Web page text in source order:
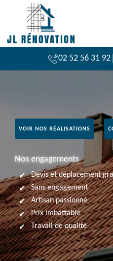
02 52 56 31 92
VOIR NOS RÉALISATIONS
Nos engagements
Devis et déplacement
Sans engagement
Artisan passionné
Prix imbattable
Travail de qualité